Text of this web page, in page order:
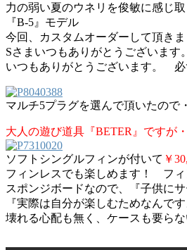
力の弱い夏のウネリを俊敏に感じ
『B-5』モデル
今回、カスタムオーダーして頂き
Sさまいつもありがとうございま
いつもありがとうございます。
マルチ5プラグを選んで頂いたの
大人の遊び道具『BETER』ですが
ソフトシングルフィンが付いて ￥
フィンレスでも楽しめます！ フ
スポンジボードなので、『子供に
『実際は自分が楽しむためなんで
壊れる心配も無く、ケースも要ら